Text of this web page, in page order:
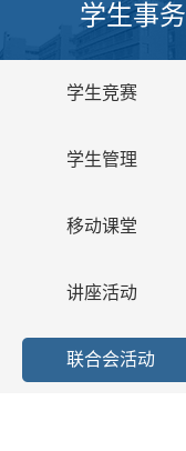
学生事务
学生竞赛
学生管理
移动课堂
讲座活动
联合会活动